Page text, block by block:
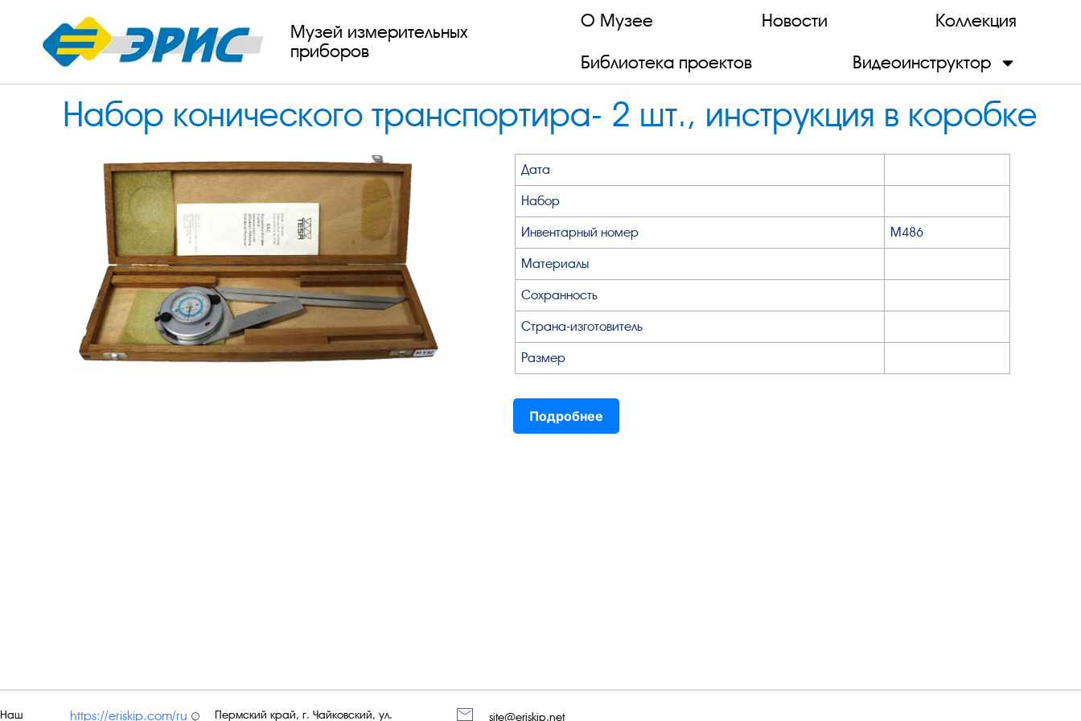
Музей измерительных
приборов
О Музее Новости Коллекция
Библиотека проектов Видеоинструктор
Набор конического транспортира- 2 шт., инструкция в коробке
Дата
Набор
Инвентарный номер М486
Материалы
Сохранность
Страна-изготовитель
Размер
Подробнее
Наш https://eriskip.com/ru Пермский край, г. Чайковский, ул. site@eriskip.net